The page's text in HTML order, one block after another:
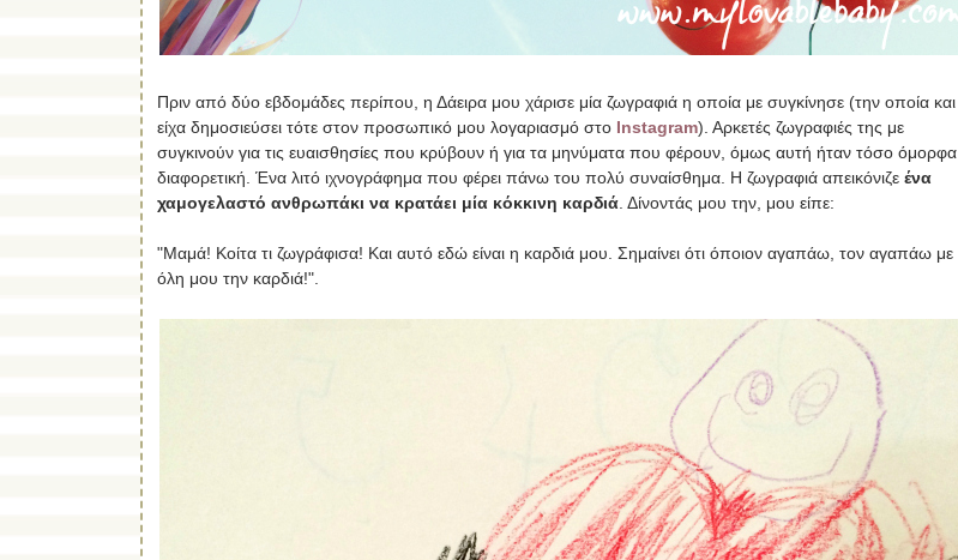
Πριν από δύο εβδομάδες περίπου, η Δάειρα μου χάρισε μία ζωγραφιά η οποία με συγκίνησε (την οποία και
είχα δημοσιεύσει τότε στον προσωπικό μου λογαριασμό στο Instagram). Αρκετές ζωγραφιές της με
συγκινούν για τις ευαισθησίες που κρύβουν ή για τα μηνύματα που φέρουν, όμως αυτή ήταν τόσο όμορφα
διαφορετική. Ένα λιτό ιχνογράφημα που φέρει πάνω του πολύ συναίσθημα. Η ζωγραφιά απεικόνιζε ένα
χαμογελαστό ανθρωπάκι να κρατάει μία κόκκινη καρδιά . Δίνοντάς μου την, μου είπε:
"Μαμά! Κοίτα τι ζωγράφισα! Και αυτό εδώ είναι η καρδιά μου. Σημαίνει ότι όποιον αγαπάω, τον αγαπάω με
όλη μου την καρδιά!".